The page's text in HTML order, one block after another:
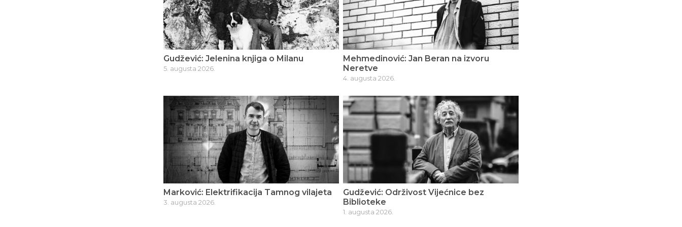
Gudžević: Jelenina knjiga o Milanu
5. augusta 2026.
Mehmedinović: Jan Beran na izvoru
Neretve
4. augusta 2026.
Marković: Elektrifikacija Tamnog vilajeta
3. augusta 2026.
Gudžević: Održivost Vijećnice bez
Biblioteke
1. augusta 2026.